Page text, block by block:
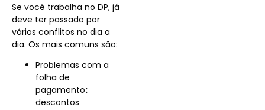
Se você trabalha no DP, já
deve ter passado por
vários conflitos no dia a
dia. Os mais comuns são:
Problemas com a
folha de
pagamento:
descontos